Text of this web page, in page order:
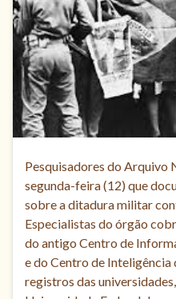
Pesquisadores do Arquivo
segunda-feira (12) que
sobre a ditadura militar
Especialistas do órgão
do antigo Centro de
e do Centro de Inteligência
registros das